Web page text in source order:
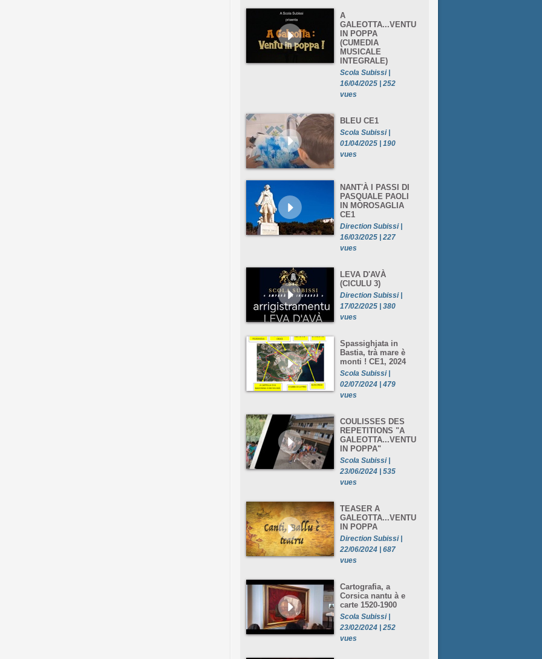
A
GALEOTTA...VENTU
IN POPPA
(CUMEDIA
MUSICALE
INTEGRALE)
Scola Subissi |
16/04/2025 | 252
vues
BLEU CE1
Scola Subissi |
01/04/2025 | 190
vues
NANT'À I PASSI DI
PASQUALE PAOLI
IN MOROSAGLIA
CE1
Direction Subissi |
16/03/2025 | 227
vues
LEVA D'AVÀ
(CICULU 3)
Direction Subissi |
17/02/2025 | 380
vues
Spassighjata in
Bastia, trà mare è
monti ! CE1, 2024
Scola Subissi |
02/07/2024 | 479
vues
COULISSES DES
REPETITIONS "A
GALEOTTA...VENTU
IN POPPA"
Scola Subissi |
23/06/2024 | 535
vues
TEASER A
GALEOTTA...VENTU
IN POPPA
Direction Subissi |
22/06/2024 | 687
vues
Cartografia, a
Corsica nantu à e
carte 1520-1900
Scola Subissi |
23/02/2024 | 252
vues